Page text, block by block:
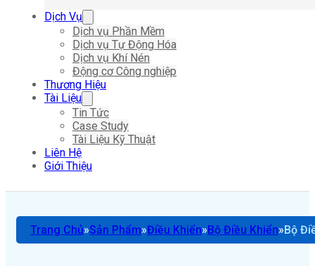
Dịch Vụ
Dịch vụ Phần Mềm
Dịch vụ Tự Động Hóa
Dịch vụ Khí Nén
Động cơ Công nghiệp
Thương Hiệu
Tài Liệu
Tin Tức
Case Study
Tài Liệu Kỹ Thuật
Liên Hệ
Giới Thiệu
Trang Chủ Sản Phẩm Điều Khiển Bộ Điều Khiển Bộ